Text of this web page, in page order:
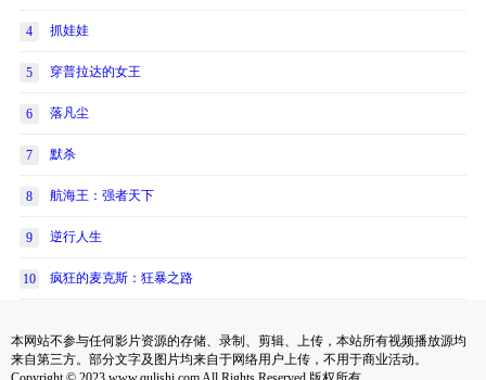
4 抓娃娃
5 穿普拉达的女王
6 落凡尘
7 默杀
8 航海王：强者天下
9 逆行人生
10 疯狂的麦克斯：狂暴之路
本网站不参与任何影片资源的存储、录制、剪辑、上传，本站所有视频播放源均
来自第三方。部分文字及图片均来自于网络用户上传，不用于商业活动。